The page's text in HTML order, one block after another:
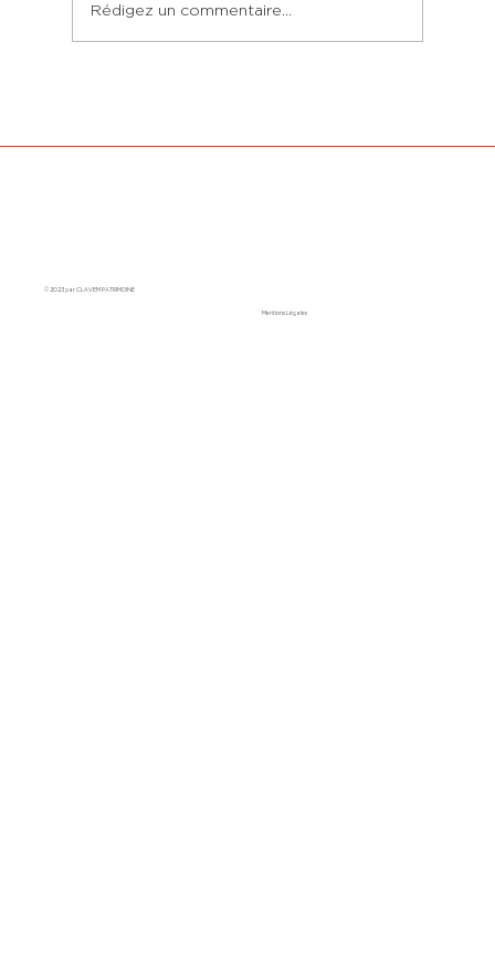
Rédigez un commentaire...
© 2023 par CLAVEM PATRIMOINE
Mentions Légales